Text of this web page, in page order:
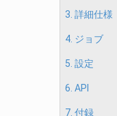
3. 詳細仕様
4. ジョブ
5. 設定
6. API
7. 付録